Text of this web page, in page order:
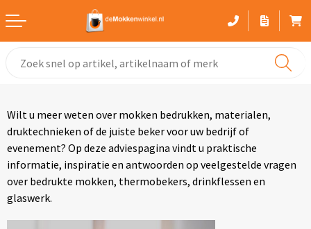
Gekleurde mokken
Glaswerk
Drinkflessen
Thermosbekers
Wilt u meer weten over mokken bedrukken, materialen,
druktechnieken of de juiste beker voor uw bedrijf of
evenement? Op deze adviespagina vindt u praktische
informatie, inspiratie en antwoorden op veelgestelde vragen
over bedrukte mokken, thermobekers, drinkflessen en
glaswerk.